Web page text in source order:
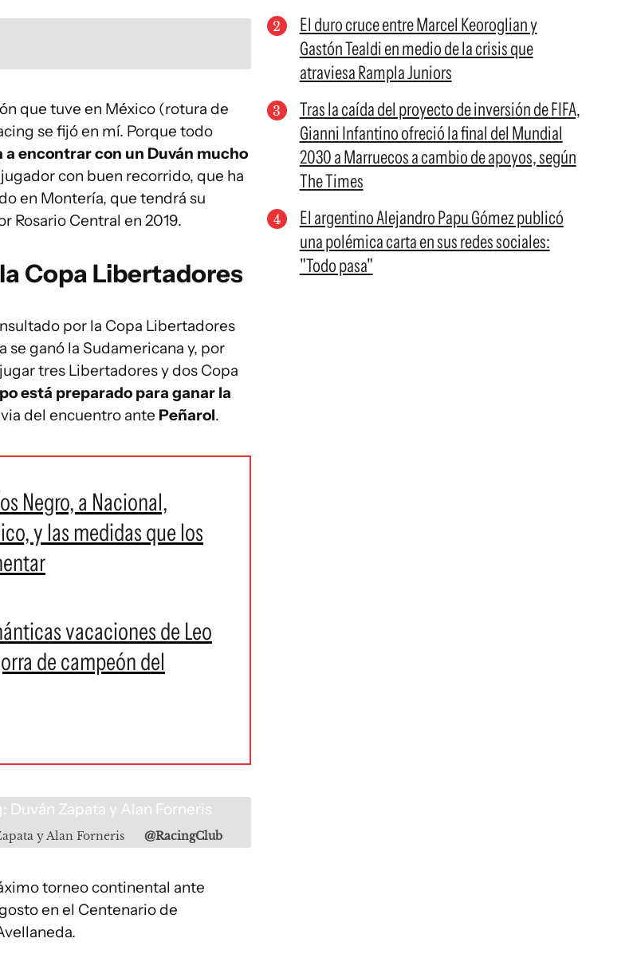
que tuve en México (rotura de
se fijó en mí. Porque todo
a encontrar con un Duván mucho
con buen recorrido, que ha
en Montería, que tendrá su
Rosario Central en 2019.
Copa Libertadores
por la Copa Libertadores
se ganó la Sudamericana y, por
tres Libertadores y dos Copa
está preparado para ganar la
del encuentro ante Peñarol.
Negro, a Nacional,
y las medidas que los
vacaciones de Leo
de campeón del
y Alan Forneris @RacingClub
torneo continental ante
en el Centenario de
El duro cruce entre Marcel Keoroglian y
Gastón Tealdi en medio de la crisis que
atraviesa Rampla Juniors
Tras la caída del proyecto de inversión de FIFA,
Gianni Infantino ofreció la final del Mundial
2030 a Marruecos a cambio de apoyos, según
The Times
El argentino Alejandro Papu Gómez publicó
una polémica carta en sus redes sociales:
"Todo pasa"